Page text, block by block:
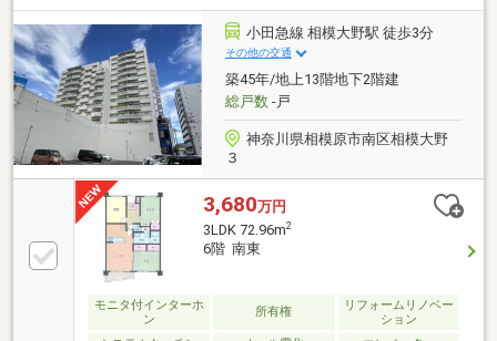
小田急線 相模大野駅 徒歩3分
その他の交通
築45年/地上13階地下2階建
総戸数-戸
神奈川県相模原市南区相模大野
３
3,680万円
3LDK 72.96m2
6階 南東
モニタ付インターホ
ン
所有権
リフォームリノベー
ション